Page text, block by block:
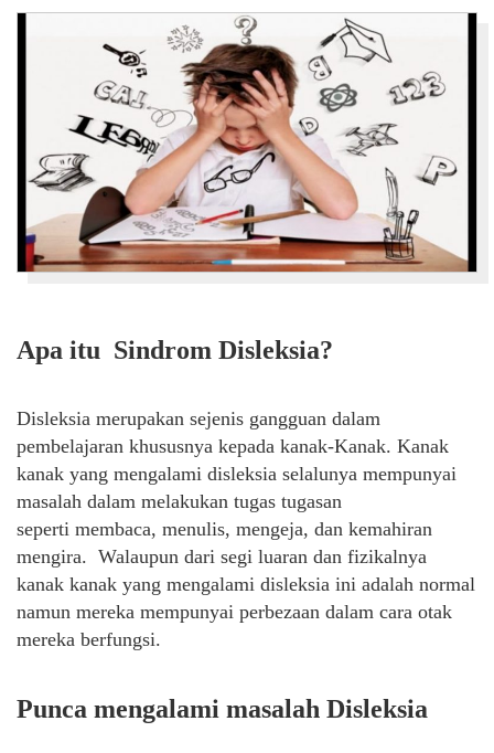
Apa itu Sindrom Disleksia?
Disleksia merupakan sejenis gangguan dalam
pembelajaran khususnya kepada kanak-Kanak. Kanak
kanak yang mengalami disleksia selalunya mempunyai
masalah dalam melakukan tugas tugasan
seperti membaca, menulis, mengeja, dan kemahiran
mengira. Walaupun dari segi luaran dan fizikalnya
kanak kanak yang mengalami disleksia ini adalah normal
namun mereka mempunyai perbezaan dalam cara otak
mereka berfungsi.
Punca mengalami masalah Disleksia